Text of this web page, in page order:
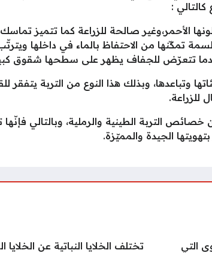
:
الأحمر،وغير صالحة للزراعة كما تتميز
تمكّنها من الاحتفاظ بالماء في داخلها
عندما تتعرّض للجفاف يظهر على سطحها شقوق
وتباعدها، وبذلك هذا النوع من التربة يتفقر
للزراعة.
التربة الطينية والرملية، وبالتالي
الجيدة والمميّزة.
التي
تختلف الخلايا النباتية عن الخلايا